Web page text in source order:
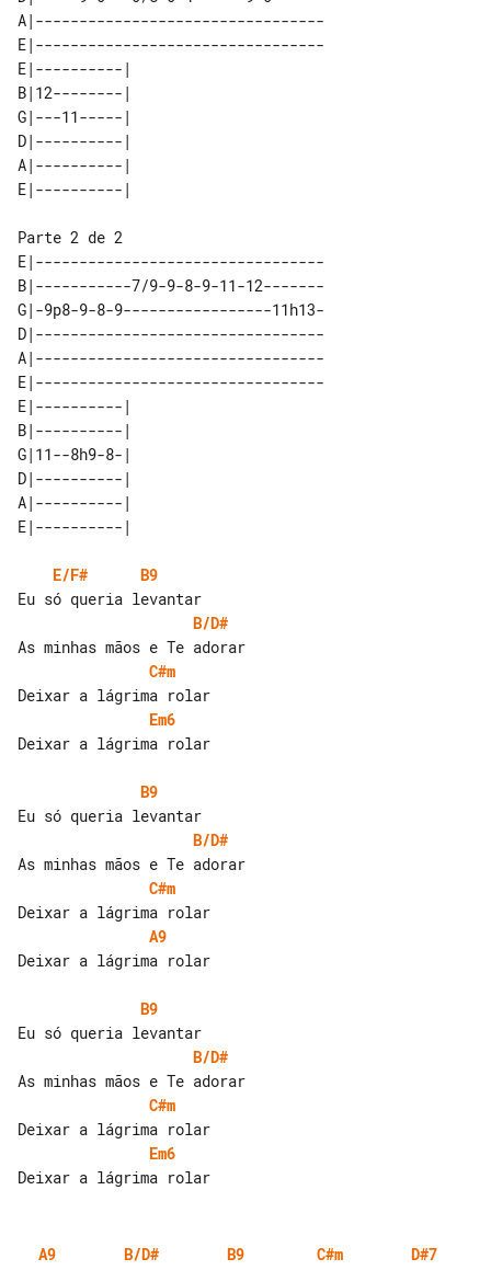
A|---------------------------------
E|---------------------------------
E|----------|
B|12--------|
G|---11-----|
D|----------|
A|----------|
E|---------------------------------
B|-----------7/9-9-8-9-11-12-------
G|-9p8-9-8-9-----------------11h13-
D|---------------------------------
A|---------------------------------
E|---------------------------------
E|----------|
B|----------|
G|11--8h9-8-|
D|----------|
A|----------|
E/F#
B9
B/D#
C#m
Em6
Deixar a lágrima rolar
B9
B/D#
C#m
A9
Deixar a lágrima rolar
B9
B/D#
C#m
Em6
A9 B/D# B9 C#m D#7